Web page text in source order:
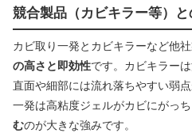
競合製品（カビキラー等）
カビ取り一発とカビキラーなど他
の高さと即効性です。カビキラー
直面や細部には流れ落ちやすい弱
一発は高粘度ジェルがカビにがっち
むのが大きな強みです。